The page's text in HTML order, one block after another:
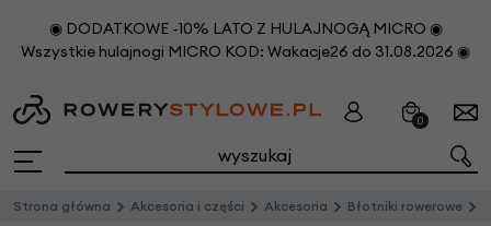
◉ DODATKOWE -10% LATO Z HULAJNOGĄ MICRO ◉
Wszystkie hulajnogi MICRO KOD: Wakacje26 do 31.08.2026 ◉
0
Strona główna Akcesoria i części Akcesoria Błotniki rowerowe